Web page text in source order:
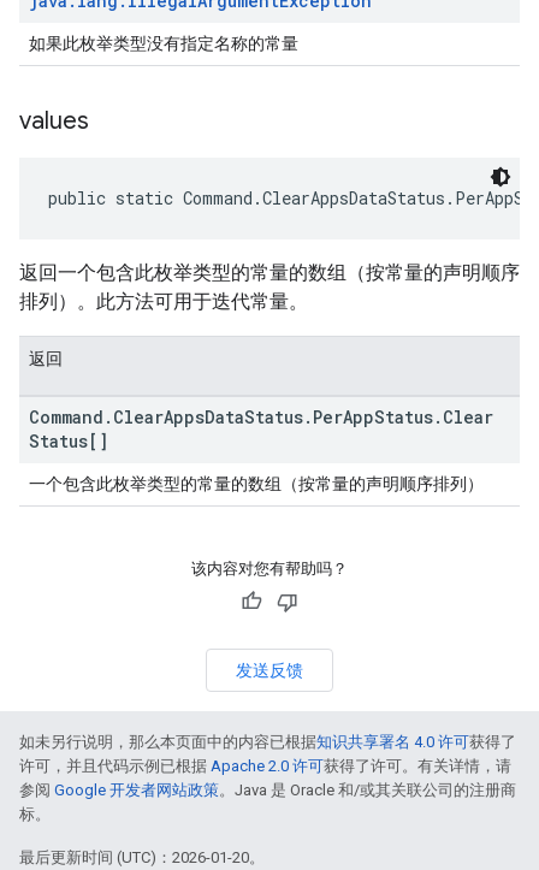
如果此枚举类型没有指定名称的常量
values
public static
返回一个包含此枚举类型的常量的数组（按常量的声明顺序
排列）。此方法可用于迭代常量。
返回
Command . ClearAppsDataStatus. PerAppStatus. Clear
Status[]
一个包含此枚举类型的常量的数组（按常量的声明顺序排列）
该内容对您有帮助吗？
发送反馈
如未另行说明，那么本页面中的内容已根据知识共享署名 4.0 许可获得了
许可，并且代码示例已根据 Apache 2.0 许可获得了许可。有关详情，请
参阅 Google 开发者网站政策。Java 是 Oracle 和/或其关联公司的注册商
标。
最后更新时间 (UTC)：2026-01-20。